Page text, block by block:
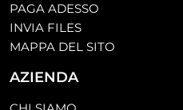
PAGA ADESSO
INVIA FILES
MAPPA DEL SITO
AZIENDA